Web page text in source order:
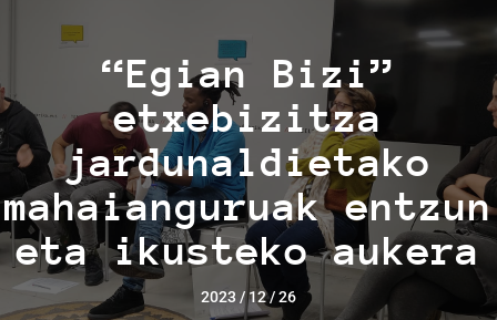
“Egian Bizi”
etxebizitza
jardunaldietako
mahaianguruak entzun
eta ikusteko aukera
2023 / 12 / 26